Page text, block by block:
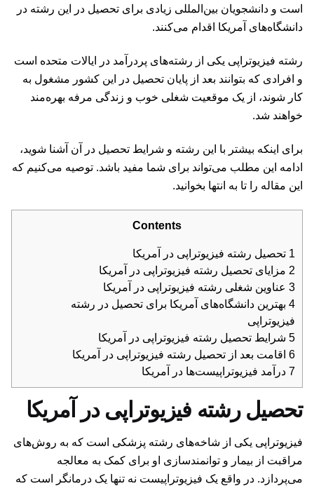
است و دانشجویان بین‌المللی زیادی برای تحصیل در این رشته در
دانشگاه‌های آمریکا اقدام می‌کنند.
رشته فیزیوتراپی یکی از رشته‌های پردرآمد در ایالات متحده است
و افرادی که بتوانند بعد از پایان تحصیل در این کشور مشغول به
کار شوند، از یک موقعیت شغلی خوب و زندگی مرفه بهره‌مند
خواهند شد.
برای اینکه بیشتر با این رشته و شرایط تحصیل در آن آشنا شوید،
ادامه این مطلب می‌تواند برای شما مفید باشد. توصیه می‌کنیم که
این مقاله را تا به انتها بخوانید.
Contents
1 تحصیل رشته فیزیوتراپی در آمریکا
2 مزایای تحصیل رشته فیزیوتراپی در آمریکا
3 عناوین شغلی رشته فیزیوتراپی در آمریکا
4 بهترین دانشگاه‌های آمریکا برای تحصیل در رشته
فیزیوتراپی
5 شرایط تحصیل رشته فیزیوتراپی در آمریکا
6 اقامت بعد از تحصیل رشته فیزیوتراپی در آمریکا
7 درآمد فیزیوتراپیست‌ها در آمریکا
تحصیل رشته فیزیوتراپی در آمریکا
فیزیوتراپی یکی از شاخه‌های رشته پزشکی است که به روش‌های
مراقبت از بیمار و توانمندسازی او برای کمک به معالجه
می‌پردازد. در واقع یک فیزیوتراپیست نه تنها یک درمانگر است که